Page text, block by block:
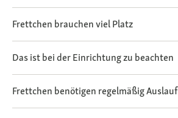
Frettchen brauchen viel Platz
Das ist bei der Einrichtung zu beachten
Frettchen benötigen regelmäßig Auslauf